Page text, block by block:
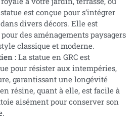
est conçue pour s’intégrer
divers décors. Elle est
des aménagements paysagers
classique et moderne.
:La statue en GRC est
pour résister aux intempéries,
garantissant une longévité
résine, quant à elle, est facile à
aisément pour conserver son